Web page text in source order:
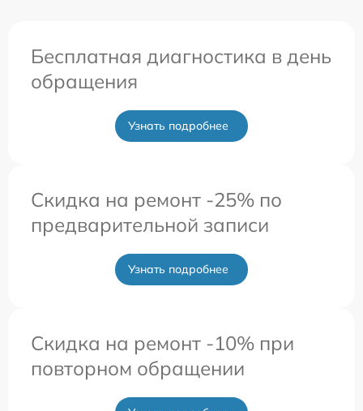
Бесплатная диагностика в день
обращения
Узнать подробнее
Скидка на ремонт -25% по
предварительной записи
Узнать подробнее
Скидка на ремонт -10% при
повторном обращении